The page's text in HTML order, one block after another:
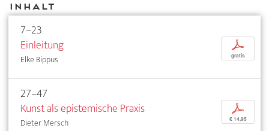
Inhalt
7–23
Einleitung
Elke Bippus
p
gratis
27–47
Kunst als epistemische Praxis
Dieter Mersch
p
€ 14,95